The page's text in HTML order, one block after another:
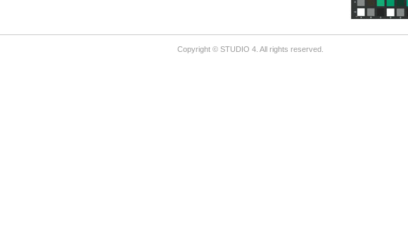
Copyright © STUDIO 4. All rights reserved.